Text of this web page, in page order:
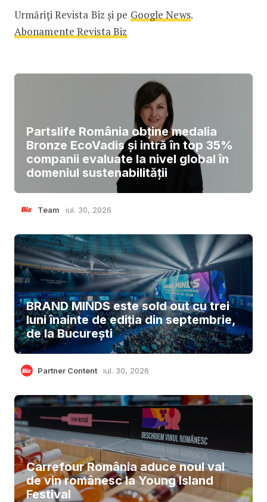
Urmăriți Revista Biz și pe Google News.
Abonamente Revista Biz
Partslife România obține medalia
Bronze EcoVadis și intră în top 35%
companii evaluate la nivel global în
domeniul sustenabilității
Team iul. 30, 2026
BRAND MINDS este sold out cu trei
luni înainte de ediția din septembrie,
de la București
Partner Content iul. 30, 2026
Carrefour România aduce noul val
de vin românesc la Young Island
Festival